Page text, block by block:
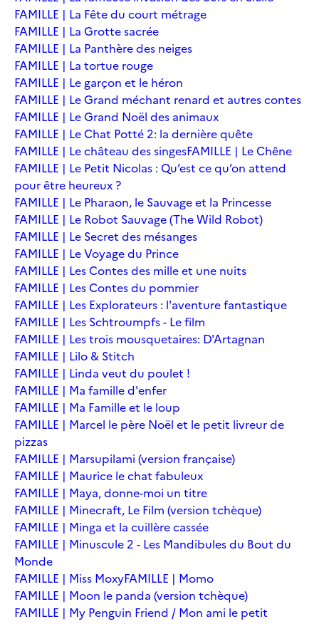
FAMILLE | La Fête du court métrage
FAMILLE | La Grotte sacrée
FAMILLE | La Panthère des neiges
FAMILLE | La tortue rouge
FAMILLE | Le garçon et le héron
FAMILLE | Le Grand méchant renard et autres contes
FAMILLE | Le Grand Noël des animaux
FAMILLE | Le Chat Potté 2: la dernière quête
FAMILLE | Le château des singesFAMILLE | Le Chêne
FAMILLE | Le Petit Nicolas : Qu’est ce qu’on attend
pour être heureux ?
FAMILLE | Le Pharaon, le Sauvage et la Princesse
FAMILLE | Le Robot Sauvage (The Wild Robot)
FAMILLE | Le Secret des mésanges
FAMILLE | Le Voyage du Prince
FAMILLE | Les Contes des mille et une nuits
FAMILLE | Les Contes du pommier
FAMILLE | Les Explorateurs : l'aventure fantastique
FAMILLE | Les Schtroumpfs - Le film
FAMILLE | Les trois mousquetaires: D'Artagnan
FAMILLE | Lilo & Stitch
FAMILLE | Linda veut du poulet !
FAMILLE | Ma famille d'enfer
FAMILLE | Ma Famille et le loup
FAMILLE | Marcel le père Noël et le petit livreur de
pizzas
FAMILLE | Marsupilami (version française)
FAMILLE | Maurice le chat fabuleux
FAMILLE | Maya, donne-moi un titre
FAMILLE | Minecraft, Le Film (version tchèque)
FAMILLE | Minga et la cuillère cassée
FAMILLE | Minuscule 2 - Les Mandibules du Bout du
Monde
FAMILLE | Miss MoxyFAMILLE | Momo
FAMILLE | Moon le panda (version tchèque)
FAMILLE | My Penguin Friend / Mon ami le petit